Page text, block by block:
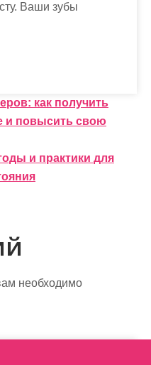
Ваши зубы
как получить
и повысить свою
и практики для
необходимо